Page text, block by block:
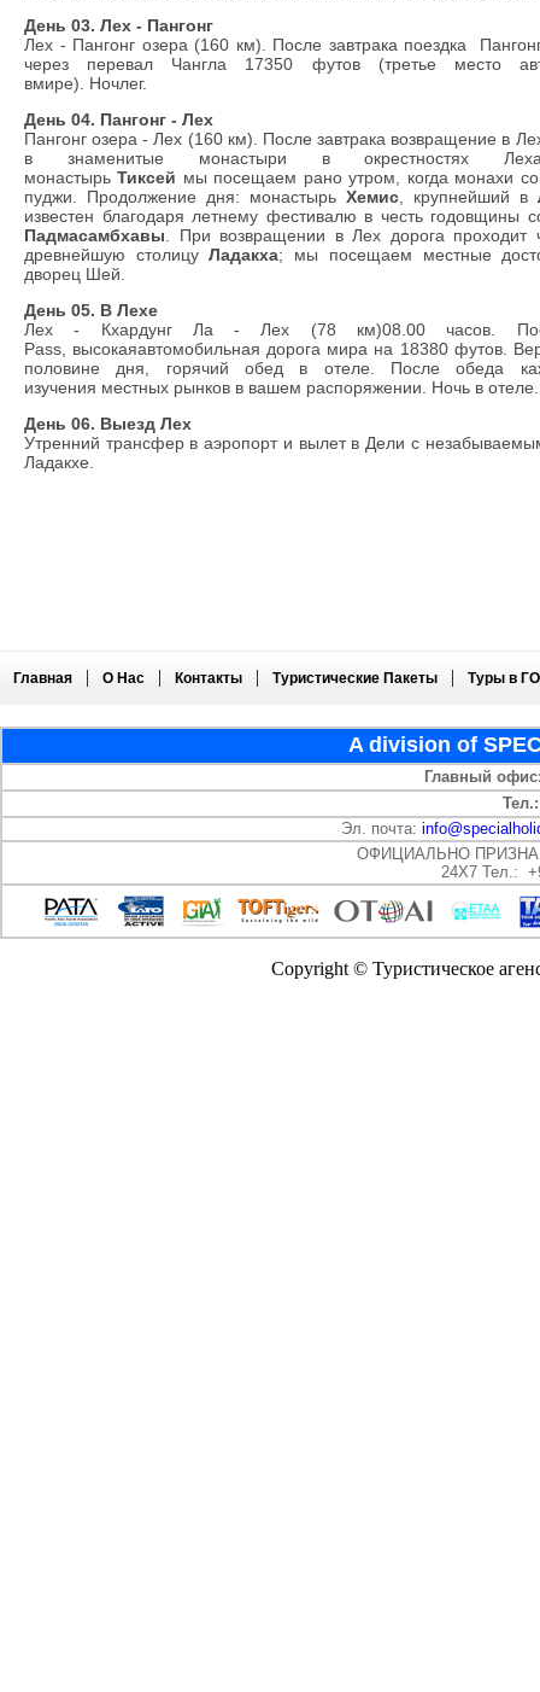
День 03. Лех - Пангонг
Лех - Пангонг озера (160 км). После завтрака поездка
через
перевал Чангла 17350 футов (третье место
вмире). Ночлег.
День 04. Пангонг - Лех
Пангонг озера - Лех (160 км) . После завтрака возвращение в
в знаменитые монастыри в окрестностях Леха.
монастырьТиксей мы посещаем рано утром, когда монахи
пуджи. Продолжение дня: монастырь Хемис , крупнейший в
известен благодаря летнему фестивалю в честь годовщины
Падмасамбхавы . При возвращении в Лех дорога проходит
древнейшую столицуЛадакха; мы посещаем местные
дворец Шей.
День 05. В Лехе
Лех - Кхардунг Ла - Лех (78 км)08.00 часов.
Pass,
высокаяавтомобильная дорога мира на 18380 футов.
половине дня
горячий обед в отеле. После обеда
изучения местных рынков в вашем распоряжении. Ночь в отеле.
День 06. Выезд Лех
Утренний трансфер в аэропорт и вылет в Дели с
Ладакхе.
Главная | О Нас | Контакты | Туристические Пакеты | Туры в
A division of
Главный
Тел.:
Эл. почта:
ОФИЦИАЛЬНО
24X7 Тел.:
Copyright © Туристическое